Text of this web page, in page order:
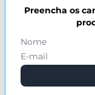
Preencha os